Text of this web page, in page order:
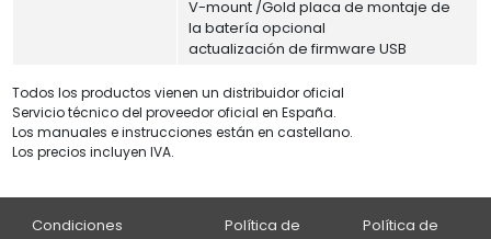
V-mount /Gold placa de montaje de
la batería opcional
actualización de firmware USB
Todos los productos vienen un distribuidor oficial
Servicio técnico del proveedor oficial en España.
Los manuales e instrucciones están en castellano.
Los precios incluyen IVA.
Condiciones
Política de
Política de